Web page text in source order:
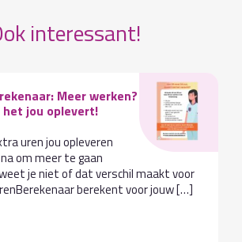
interessant!
Meer werken?
jou oplevert!
uren jou opleveren
om meer te gaan
je niet of dat verschil maakt voor
berekent voor jouw […]